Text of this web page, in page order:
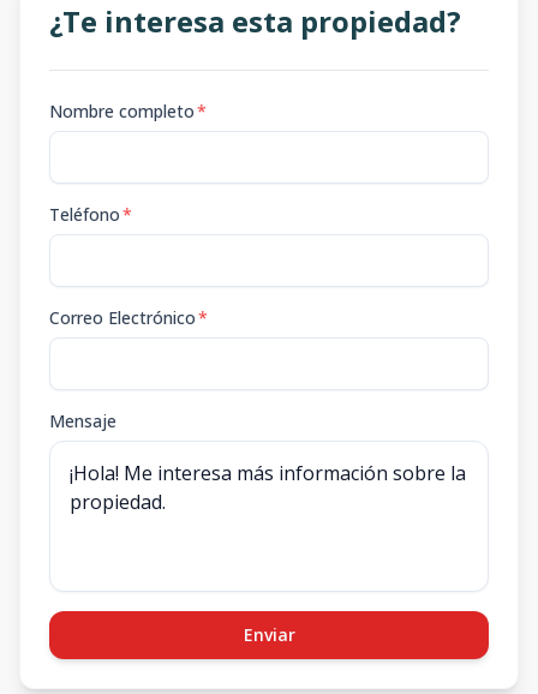
¿Te interesa esta propiedad?
Nombre completo*
Teléfono*
Correo Electrónico*
Mensaje
Enviar